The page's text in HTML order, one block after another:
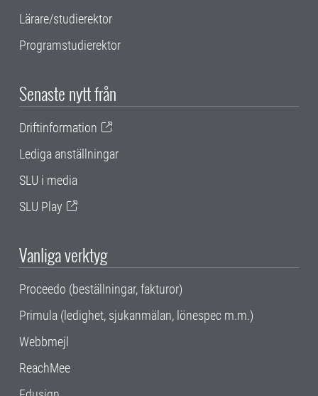
Lärare/studierektor
Programstudierektor
Senaste nytt från
Driftinformation
Lediga anställningar
SLU i media
SLU Play
Vanliga verktyg
Proceedo (beställningar, fakturor)
Primula (ledighet, sjukanmälan, lönespec m.m.)
Webbmejl
ReachMee